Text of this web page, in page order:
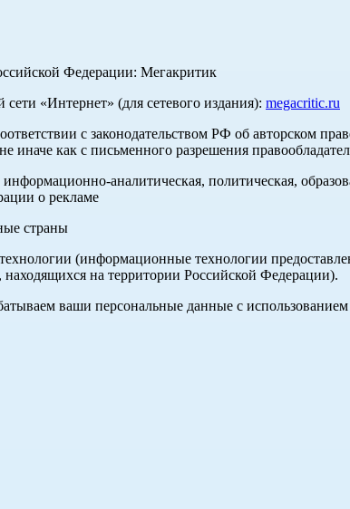
Федерации: Мегакритик
«Интернет» (для сетевого издания): megacritic.ru
с законодательством РФ об авторском
иначе как с письменного разрешения
аналитическая, политическая,
о рекламе
страны
(информационные технологии
на территории Российской Федерации).
ваши персональные данные с